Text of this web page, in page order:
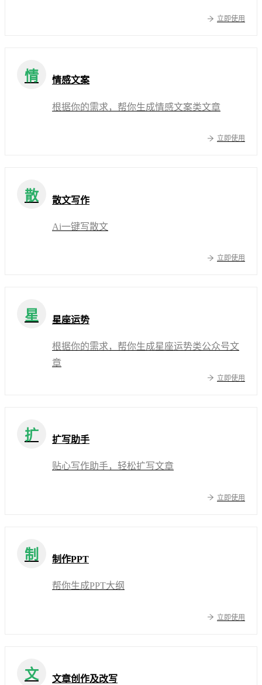
立即使用
情 情感文案
根据你的需求，帮你生成情感文案类文章
立即使用
散 散文写作
Ai一键写散文
立即使用
星 星座运势
根据你的需求，帮你生成星座运势类公众号文
章
立即使用
扩 扩写助手
贴心写作助手，轻松扩写文章
立即使用
制 制作PPT
帮你生成PPT大纲
立即使用
文 文章创作及改写